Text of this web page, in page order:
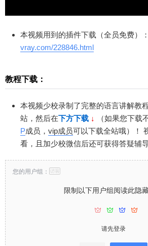
本视频用到的插件下载（全员免费）：
vray.com/228846.html
教程下载：
本视频少校录制了完整的语言讲解教
站，然后在下方下载 ↓ （如果您下载
P成员， vip成员可以下载全站哦）！
看，且加少校微信后还可获得答疑辅
限制以下用户组阅读此隐
请先登录
您的用户组：